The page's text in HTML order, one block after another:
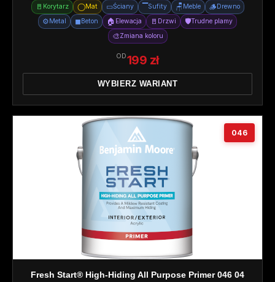
🚪 Korytarz ◯Mat ▭Ściany ▔Sufity 🪑 Meble 🪵Drewno
⚙️Metal ◼Beton 🏠 Elewacja 🚪 Drzwi 🛡️Trudne plamy
🎨Zmiana koloru
OD199 zł
WYBIERZ WARIANT
046
Fresh Start® High-Hiding All Purpose Primer 046 04